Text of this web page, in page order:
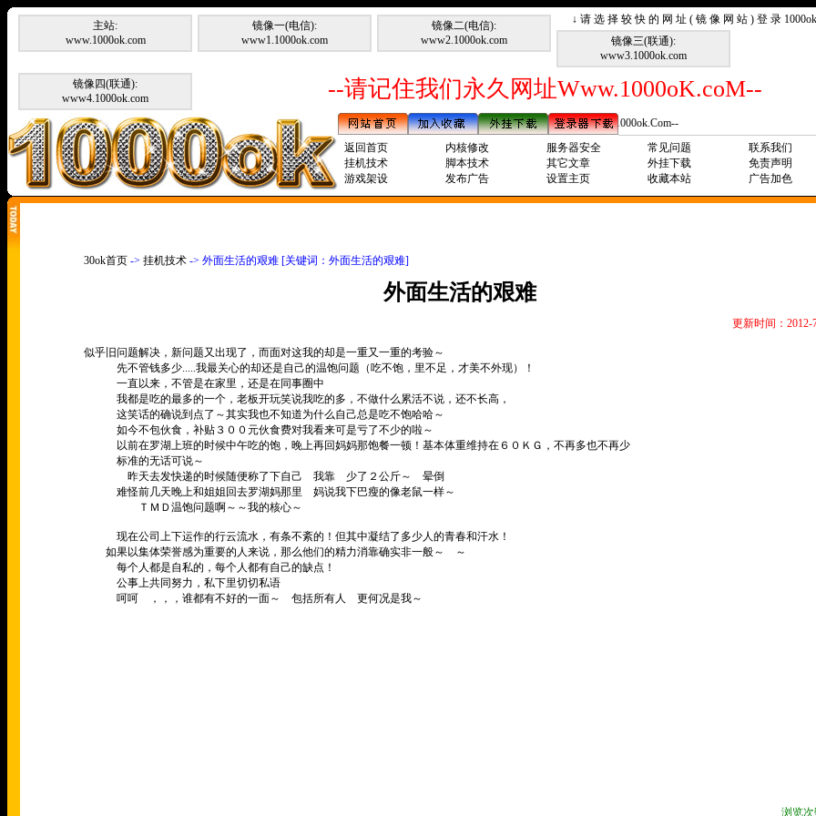
↓ 请 选 择 较 快 的 网 址 ( 镜 像 网 站 ) 登 录
主站:
www.1000ok.com
镜像一(电信):
www1.1000ok.com
镜像二(电信):
www2.1000ok.com
镜像三(联通):
www3.1000ok.com
镜像四(联通):
www4.1000ok.com
--请记住我们永久网址Www.1000oK.coM--
--请记住我们永久网址Www.1000ok.Com--
返回首页
内核修改 服务器安全 常见问题
联系我们
挂机技术
脚本技术 其它文章 外挂下载
免责声明
游戏架设
发布广告 设置主页 收藏本站 广告加色
30ok首页 -> 挂机技术 -> 外面生活的艰难 [关键词：外面生活的艰难]
外面生活的艰难
更新时间：2012-
似乎旧问题解决，新问题又出现了，而面对这我的却是一重又一重的考验～
先不管钱多少.....我最关心的却还是自己的温饱问题（吃不饱，里不足，才美不外现）！
一直以来，不管是在家里，还是在同事圈中
我都是吃的最多的一个，老板开玩笑说我吃的多，不做什么累活不说，还不长高，
这笑话的确说到点了～其实我也不知道为什么自己总是吃不饱哈哈～
如今不包伙食，补贴３００元伙食费对我看来可是亏了不少的啦～
以前在罗湖上班的时候中午吃的饱，晚上再回妈妈那饱餐一顿！基本体重维持在６０ＫＧ，不再多也不再少
标准的无话可说～
昨天去发快递的时候随便称了下自己 我靠 少了２公斤～ 晕倒
难怪前几天晚上和姐姐回去罗湖妈那里 妈说我下巴瘦的像老鼠一样～
ＴＭＤ温饱问题啊～～我的核心～
现在公司上下运作的行云流水，有条不紊的！但其中凝结了多少人的青春和汗水！
如果以集体荣誉感为重要的人来说，那么他们的精力消靠确实非一般～ ～
每个人都是自私的，每个人都有自己的缺点！
公事上共同努力，私下里切切私语
呵呵 ，，，谁都有不好的一面～ 包括所有人 更何况是我～
浏览